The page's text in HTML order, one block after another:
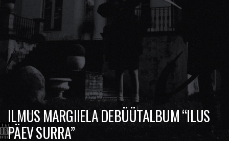
ILMUS MARGIIELA DEBÜÜTALBUM “ILUS
PÄEV SURRA”